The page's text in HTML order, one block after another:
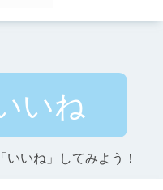
いね
いね」してみよう！